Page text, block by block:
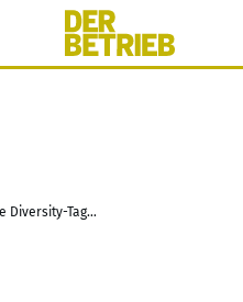
Der 12. Deutsche Diversity-Tag ist am 28. Mai 2024